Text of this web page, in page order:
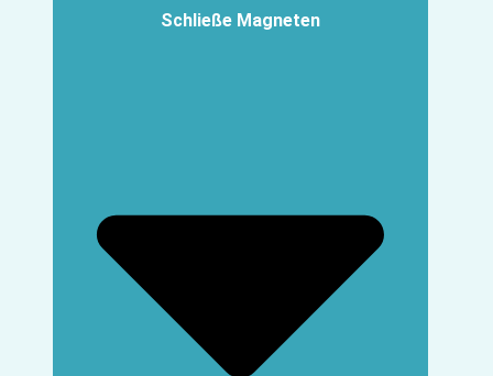
Schließe Magneten